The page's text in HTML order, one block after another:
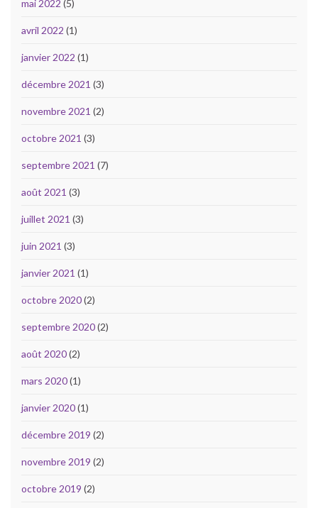
mai 2022 (5)
avril 2022 (1)
janvier 2022 (1)
décembre 2021 (3)
novembre 2021 (2)
octobre 2021 (3)
septembre 2021 (7)
août 2021 (3)
juillet 2021 (3)
juin 2021 (3)
janvier 2021 (1)
octobre 2020(2)
septembre 2020(2)
août 2020(2)
mars 2020(1)
janvier 2020(1)
décembre 2019 (2)
novembre 2019 (2)
octobre 2019 (2)